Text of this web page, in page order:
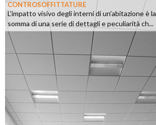
CONTROSOFFITTATURE
L'impatto visivo degli interni di un'abitazione è la
somma di una serie di dettagli e peculiarità ch...